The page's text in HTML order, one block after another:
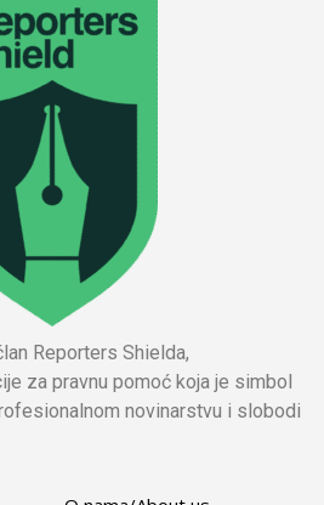
Reporters Shielda,
za pravnu pomoć koja je simbol
novinarstvu i slobodi